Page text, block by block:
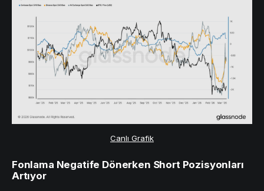
Canlı Grafik
Fonlama Negatife Dönerken Short Pozisyonları
Artıyor